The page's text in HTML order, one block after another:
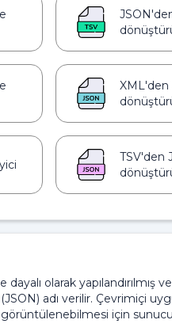
XML'den
TSV'den
olarak
adı verilir. Çevrimiçi
görüntülenebilmesi için